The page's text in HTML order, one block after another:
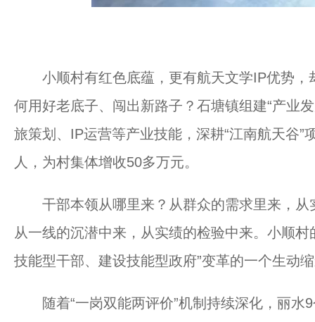
小顺村有红色底蕴，更有航天文学IP优势，
何用好老底子、闯出新路子？石塘镇组建“产业
旅策划、IP运营等产业技能，深耕“江南航天谷”
人，为村集体增收50多万元。
干部本领从哪里来？从群众的需求里来，从
从一线的沉潜中来，从实绩的检验中来。小顺
技能型干部、建设技能型政府”变革的一个生动
随着“一岗双能两评价”机制持续深化，丽水9